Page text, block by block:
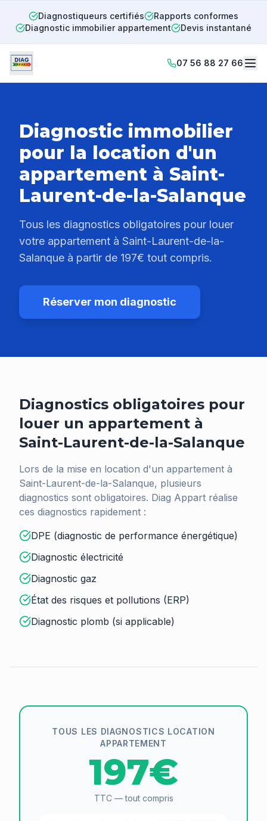
Diagnostiqueurs certifiés
Rapports conformes
Diagnostic immobilier appartement
Devis instantané
07 56 88 27 66
Diagnostic immobilier
pour la location d'un
appartement à Saint-
Laurent-de-la-Salanque
Tous les diagnostics obligatoires pour louer
votre appartement à Saint-Laurent-de-la-
Salanque à partir de 197€ tout compris.
Réserver mon diagnostic
Diagnostics obligatoires pour
louer un appartement à
Saint-Laurent-de-la-Salanque
Lors de la mise en location d'un appartement à
Saint-Laurent-de-la-Salanque, plusieurs
diagnostics sont obligatoires. Diag Appart réalise
ces diagnostics rapidement :
DPE (diagnostic de performance énergétique)
Diagnostic électricité
Diagnostic gaz
État des risques et pollutions (ERP)
Diagnostic plomb (si applicable)
TOUS LES DIAGNOSTICS LOCATION
APPARTEMENT
197€
TTC — tout compris